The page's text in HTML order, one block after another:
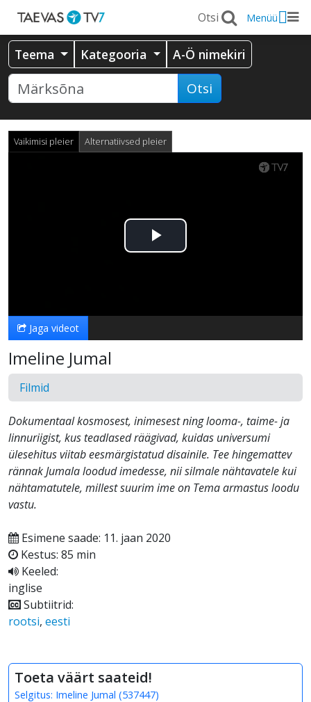
Menüü
Teema Kategooria A-Ö nimekiri
Otsi
Vaikimisi pleier Alternatiivsed pleier
Esita
Jaga videot
Imeline Jumal
Filmid
Dokumentaal kosmosest, inimesest ning looma-, taime- ja
linnuriigist, kus teadlased räägivad, kuidas universumi
ülesehitus viitab eesmärgistatud disainile. Tee hingemattev
rännak Jumala loodud imedesse, nii silmale nähtavatele kui
nähtamatutele, millest suurim ime on Tema armastus loodu
vastu.
Esimene saade: 11. jaan 2020
Kestus: 85 min
Keeled:
inglise
Subtiitrid:
rootsi, eesti
Toeta väärt saateid!
Selgitus: Imeline Jumal (537447)